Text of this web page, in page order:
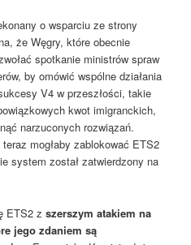
o wsparciu ze strony
że Węgry, które obecnie
spotkanie ministrów spraw
by omówić wspólne działania
V4 w przeszłości, takie
kwot imigranckich,
narzuconych rozwiązań.
mogłaby zablokować ETS2
system został zatwierdzony na
ETS2 zszerszym atakiem na
jego zdaniem są